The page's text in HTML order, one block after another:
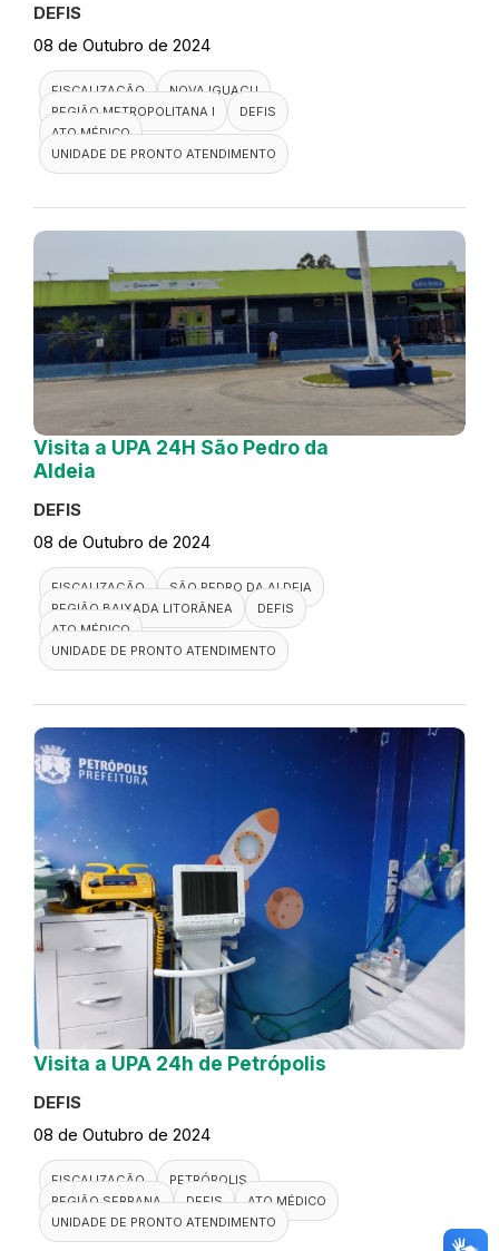
DEFIS
08 de Outubro de 2024
FISCALIZAÇÃO
NOVA IGUAÇU
REGIÃO METROPOLITANA I
DEFIS
ATO MÉDICO
UNIDADE DE PRONTO ATENDIMENTO
Visita a UPA 24H São Pedro da
Aldeia
DEFIS
08 de Outubro de 2024
FISCALIZAÇÃO
SÃO PEDRO DA ALDEIA
REGIÃO BAIXADA LITORÂNEA
DEFIS
ATO MÉDICO
UNIDADE DE PRONTO ATENDIMENTO
Visita a UPA 24h de Petrópolis
DEFIS
08 de Outubro de 2024
FISCALIZAÇÃO
PETRÓPOLIS
REGIÃO SERRANA
DEFIS
ATO MÉDICO
UNIDADE DE PRONTO ATENDIMENTO